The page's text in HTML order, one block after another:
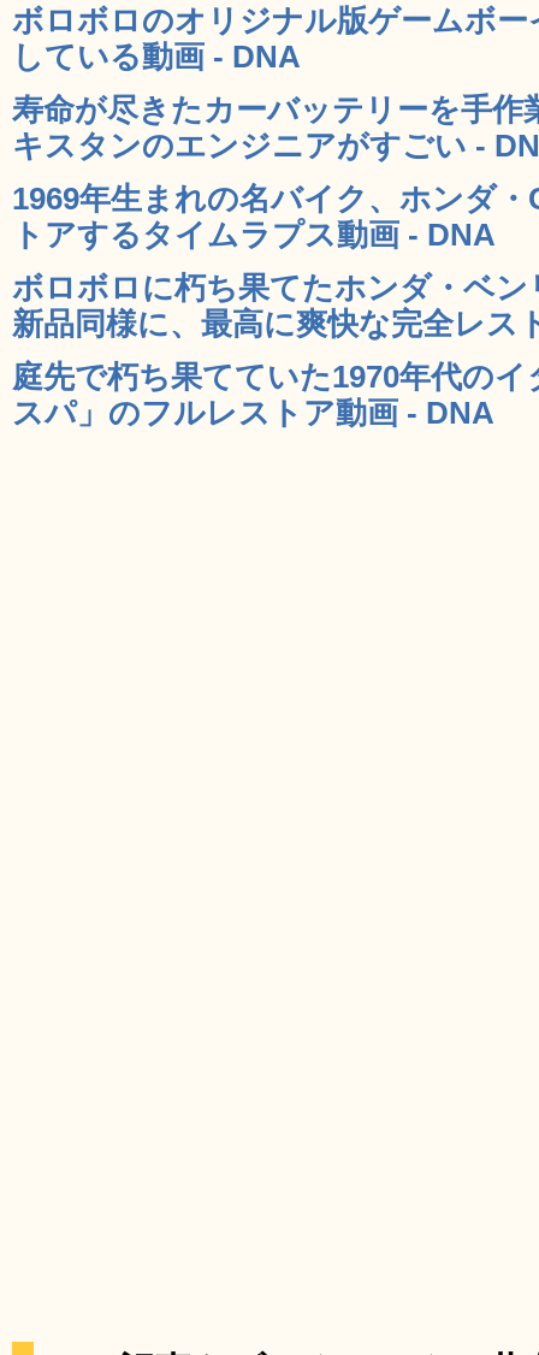
ボロボロのオリジナル版ゲームボ
している動画 - DNA
寿命が尽きたカーバッテリーを手
キスタンのエンジニアがすごい -
1969年生まれの名バイク、ホンダ
トアするタイムラプス動画 - DNA
ボロボロに朽ち果てたホンダ・ベン
新品同様に、最高に爽快な完全レス
庭先で朽ち果てていた1970年代の
スパ」のフルレストア動画 - DNA